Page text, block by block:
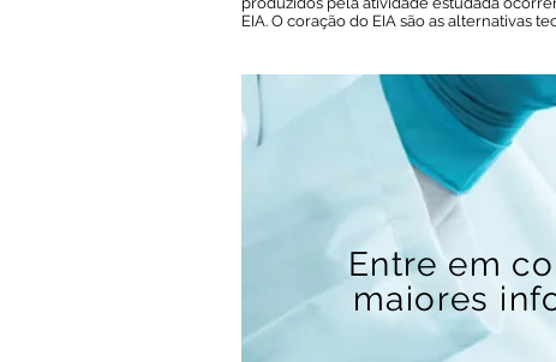
EIA. O coração do EIA são as alternativas
Entre em
maiores